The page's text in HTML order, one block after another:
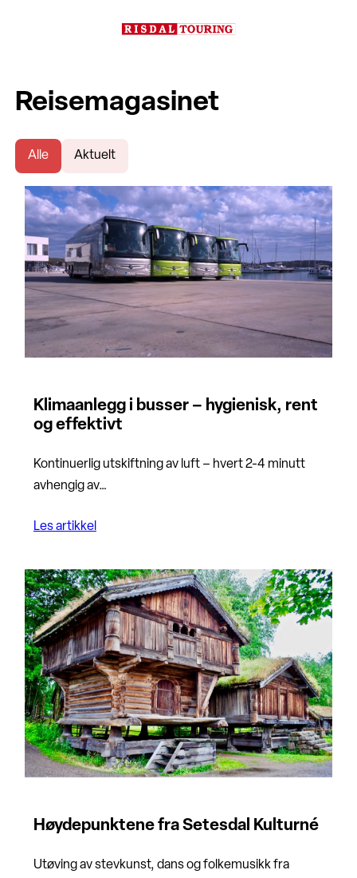
Reisemagasinet
Alle Aktuelt
Klimaanlegg i busser – hygienisk, rent
og effektivt
Kontinuerlig utskiftning av luft – hvert 2-4 minutt
avhengig av…
Les artikkel
Høydepunktene fra Setesdal Kulturné
Utøving av stevkunst, dans og folkemusikk fra